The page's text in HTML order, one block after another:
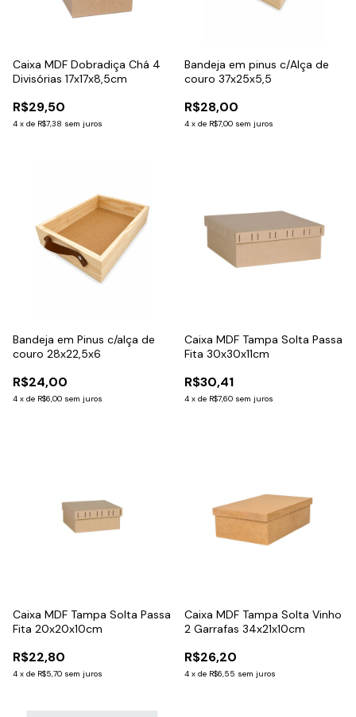
Caixa MDF Dobradiça Chá 4
Divisórias 17x17x8,5cm
R$29,50
4 x de R$7,38 sem juros
Bandeja em pinus c/Alça de
couro 37x25x5,5
R$28,00
4 x de R$7,00 sem juros
Bandeja em Pinus c/alça de
couro 28x22,5x6
R$24,00
4 x de R$6,00 sem juros
Caixa MDF Tampa Solta Passa
Fita 30x30x11cm
R$30,41
4 x de R$7,60 sem juros
Caixa MDF Tampa Solta Passa
Fita 20x20x10cm
R$22,80
4 x de R$5,70 sem juros
Caixa MDF Tampa Solta Vinho
2 Garrafas 34x21x10cm
R$26,20
4 x de R$6,55 sem juros